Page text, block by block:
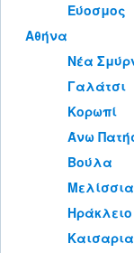
Εύοσμος
Αθήνα
Νέα
Γαλάτσι
Κορωπί
Άνω
Βούλα
Μελίσσια
Ηράκλειο